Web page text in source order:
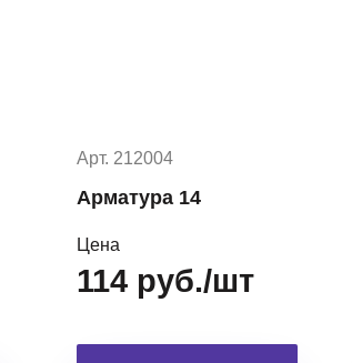
Арт. 212004
Арматура 14
Цена
114 руб./шт